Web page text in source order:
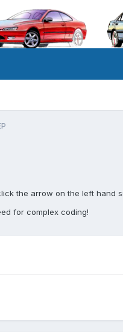
the arrow on the left hand
for complex coding!